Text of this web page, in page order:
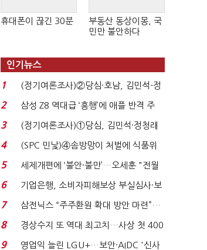
휴대폰이 끊긴 30분
부동산 동상이몽, 국
민만 불안하다
인기뉴스
1
(정기여론조사)②당심·호남, 김민석-정
청래 '초접전'...
2
삼성 Z8 역대급 ‘흥행’에 애플 반격 주
목…9월 ‘폴...
3
(정기여론조사)①당심, 김민석·정청래
'초접전'…대통령 ...
4
(SPC 민낯)④솜방망이 처벌에 식품위
생법 위반 반복...
5
세제개편에 ‘불안·불만’…오세훈 "전월
세 구하기 더 ...
6
기업은행, 소비자피해보상 부실심사·보
이스피싱 공시 ...
7
삼전닉스 “주주환원 확대 방안 마련”…
로이터에 성명...
8
경상수지 또 역대 최고치…사상 첫 400
억달러에 '3% 성...
9
영업익 늘린 LGU+…보안·AIDC '신사